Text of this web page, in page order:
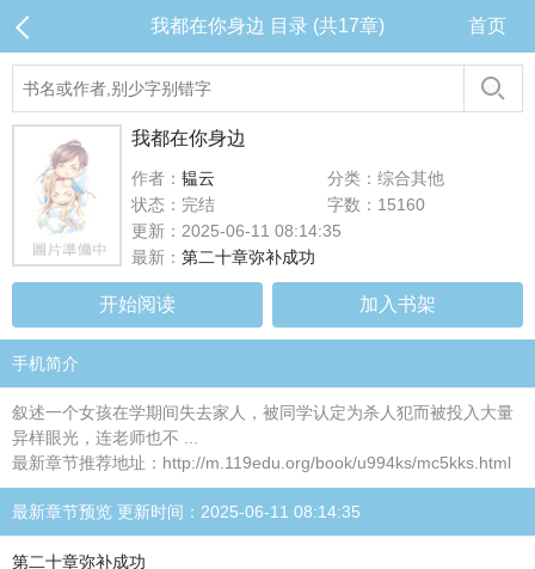
我都在你身边 目录 (共17章) 首页
我都在你身边
作者： 韫云
分类：综合其他
状态：完结
字数：15160
更新：2025-06-11 08:14:35
最新： 第二十章弥补成功
开始阅读 加入书架
手机简介
叙述一个女孩在学期间失去家人，被同学认定为杀人犯而被投入大量
异样眼光，连老师也不 ...
最新章节推荐地址：http://m.119edu.org/book/u994ks/mc5kks.html
最新章节预览 更新时间：2025-06-11 08:14:35
第二十章弥补成功